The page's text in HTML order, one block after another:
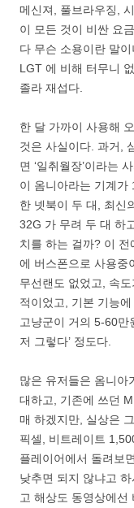
메신져, 풀브라우징,
이 모든 것이 비싼 요
다 무슨 소용이란 말
LGT 에 비해 터무니
졸라 재섭다.
한 달 가까이 사용해
것은 사실이다. 과거,
면 ‘일취월장’이라는
이 옴니아라는 기계가
한 넷북이 두 대, 최신
32G 가 무려 두 대 하
치를 하는 걸까? 이
에 버스폰으로 사용중
무선랜도 없었고, 속
적이었고, 기본 기능
고냥군이 거의 5-60만
저 그렇다’ 정도다.
많은 유저들은 옴니아
대하고, 기존에 쓰던
매 하겠지만, 실상은
픽셀, 비트레이트
플레이어에서 돌려보
낮추면 되지 않냐고
고 해상도 동영상에선